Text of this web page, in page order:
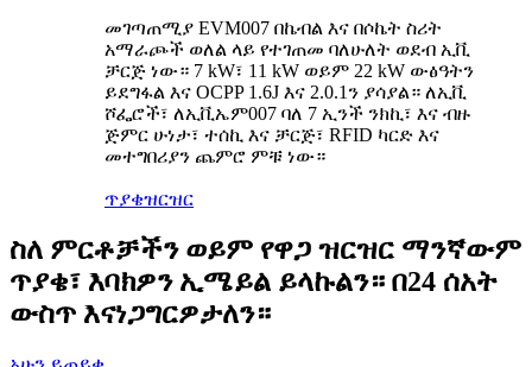
መገጣጠሚያ EVM007 በኬብል እና በሶኬት ስሪት
አማራጮች ወለል ላይ የተገጠመ ባለሁለት ወደብ ኢቪ
ቻርጅ ነው። 7 kW፣ 11 kW ወይም 22 kW ውፅዓትን
ይደግፋል እና OCPP 1.6J እና 2.0.1ን ያሳያል። ለኢቪ
ሾፌሮች፣ ለኢቪኤም007 ባለ 7 ኢንች ንክኪ፣ እና ብዙ
ጅምር ሁነታ፣ ተሰኪ እና ቻርጅ፣ RFID ካርድ እና
መተግበሪያን ጨምሮ ምቹ ነው።
ጥያቄዝርዝር
ስለ ምርቶቻችን ወይም የዋጋ ዝርዝር ማንኛውም
ጥያቄ፣ እባክዎን ኢሜይል ይላኩልን። በ24 ሰአት
ውስጥ እናነጋግርዎታለን።